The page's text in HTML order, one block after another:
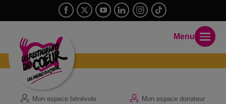
Mon espace bénévole Mon espace donateur
Menu